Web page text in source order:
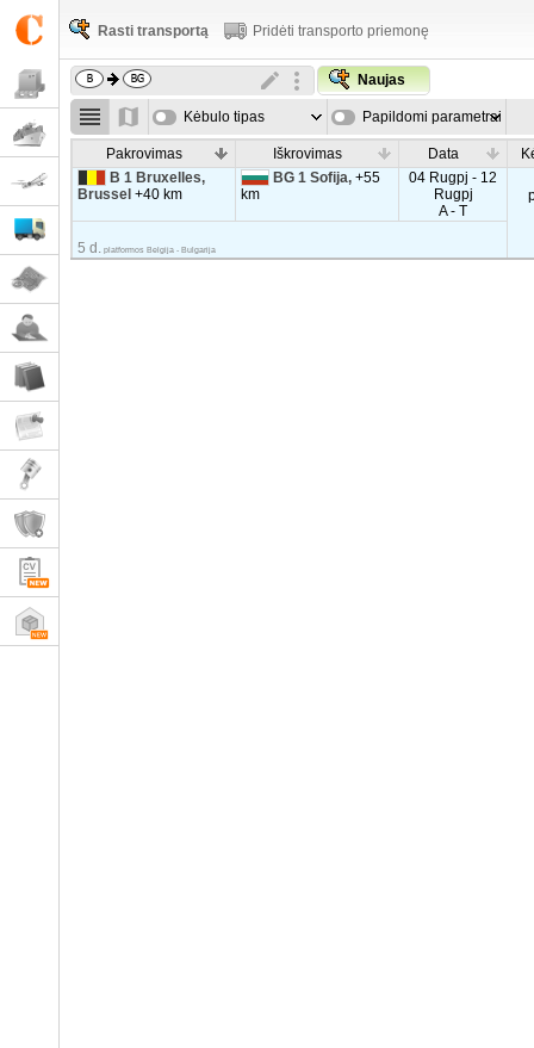
Rasti transportą Pridėti transporto priemonę
Naujas
Kėbulo tipas Papildomi parametrai
Pakrovimas Iškrovimas Data
B 1 Bruxelles,
Brussel+40 km
BG 1 Sofija,+55
km
04 Rugpj - 12
Rugpj
A - T
5 d. platformos Belgija - Bulgarija